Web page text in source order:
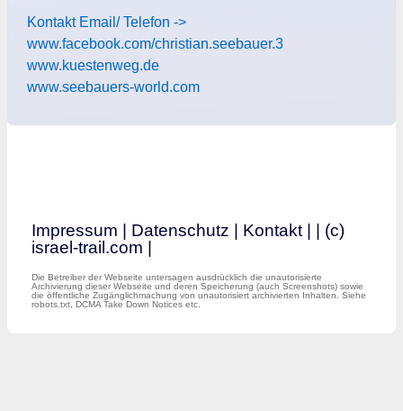
Kontakt Email/ Telefon ->
www.facebook.com/christian.seebauer.3
www.kuestenweg.de
www.seebauers-world.com
Impressum Datenschutz Kontakt|
| (c)
israel-trail.com |
Die Betreiber der Webseite untersagen ausdrücklich die unautorisierte
Archivierung dieser Webseite und deren Speicherung (auch Screenshots) sowie
die öffentliche Zugänglichmachung von unautorisiert archivierten Inhalten. Siehe
robots.txt, DCMA Take Down Notices etc.